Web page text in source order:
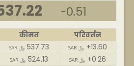
-0.51
कीमत
परिवर्तन
SAR ﷼ 537.73 SAR ﷼ +13.60
SAR ﷼ 524.13 SAR ﷼ +0.26